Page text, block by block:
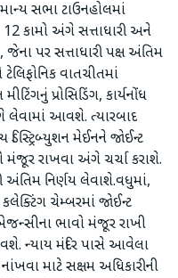
સભા ટાઉનહોલમાં
કામો અંગે સત્તાધારી અને
જેના પર સત્તાધારી પક્ષ અંતિમ
વાતચીતમાં
પ્રોસિડિંગ, કાર્યનોંધ
લેવામાં આવશે. ત્યારબાદ
મેઈનને જોઈન્ટ
રાખવા અંગે ચર્ચા કરાશે.
અંતિમ નિર્ણય લેવાશે.વધુમાં,
ચેમ્બરમાં જોઈન્ટ
ભાવો મંજૂર રાખી
ન્યાય મંદિર પાસે આવેલા
માટે સક્ષમ અધિકારીની